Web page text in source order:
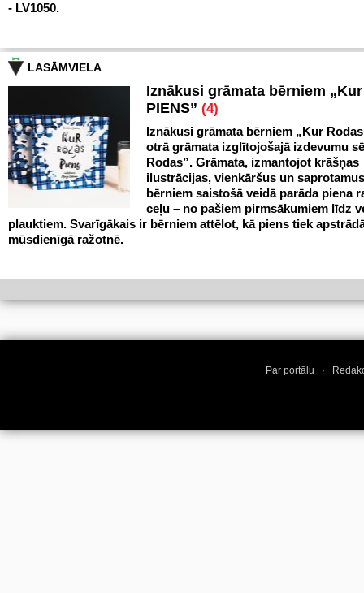
- LV1050.
LASĀMVIELA
Iznākusi grāmata bērniem
PIENS” (4)
Iznākusi grāmata bērniem „Kur
otrā grāmata izglītojošajā izdevumu
Rodas”. Grāmata, izmantojot krāšņas
ilustrācijas, vienkāršus un
bērniem saistošā veidā parāda piena
ceļu – no pašiem pirmsākumiem līdz
plauktiem. Svarīgākais ir bērniem attēlot, kā piens tiek
mūsdienīgā ražotnē.
Par portālu ·